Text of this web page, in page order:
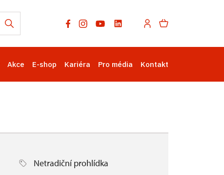
Akce E-shop Kariéra Pro média Kontakt
Netradiční prohlídka